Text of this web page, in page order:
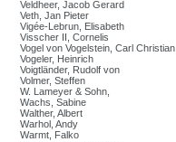
Veldheer, Jacob Gerard
Veth, Jan Pieter
Vigée-Lebrun, Elisabeth
Visscher II, Cornelis
Vogel von Vogelstein, Carl Christian
Vogeler, Heinrich
Voigtländer, Rudolf von
Volmer, Steffen
W. Lameyer & Sohn,
Wachs, Sabine
Walther, Albert
Warhol, Andy
Warmt, Falko